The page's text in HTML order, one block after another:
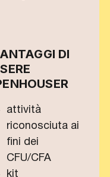
DI
attività
riconosciuta ai
fini dei
CFU/CFA
kit